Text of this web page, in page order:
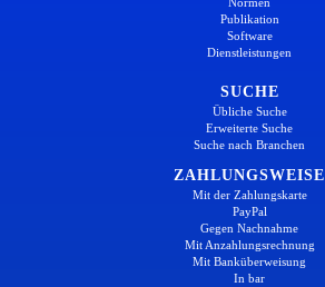
Publikation
Software
Dienstleistungen
SUCHE
Übliche Suche
Erweiterte Suche
Suche nach Branchen
ZAHLUNGSWEISE
Mit der Zahlungskarte
PayPal
Gegen Nachnahme
Mit Anzahlungsrechnung
Mit Banküberweisung
In bar